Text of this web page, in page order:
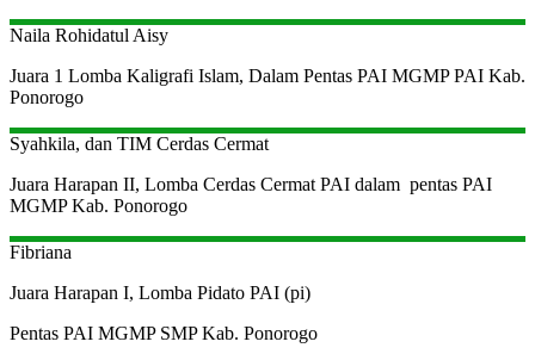
Naila Rohidatul Aisy
Juara 1 Lomba Kaligrafi Islam, Dalam Pentas PAI MGMP PAI Kab.
Ponorogo
Syahkila, dan TIM Cerdas Cermat
Juara Harapan II, Lomba Cerdas Cermat PAI dalam pentas PAI
MGMP Kab. Ponorogo
Fibriana
Juara Harapan I, Lomba Pidato PAI (pi)
Pentas PAI MGMP SMP Kab. Ponorogo